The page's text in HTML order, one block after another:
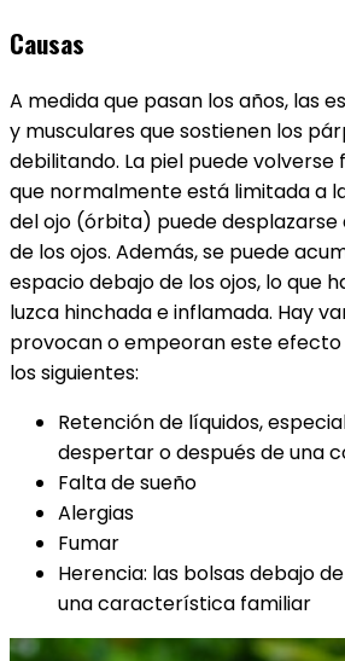
Causas
A medida que pasan los años, las
y musculares que sostienen los
debilitando. La piel puede volverse
que normalmente está limitada a
del ojo (órbita) puede desplazarse
de los ojos. Además, se puede
espacio debajo de los ojos, lo que
luzca hinchada e inflamada. Hay
provocan o empeoran este efecto
los siguientes:
Retención de líquidos,
despertar o después de una
Falta de sueño
Alergias
Fumar
Herencia: las bolsas debajo
una característica familiar